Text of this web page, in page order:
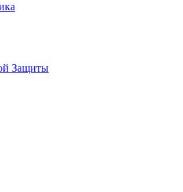
Защиты